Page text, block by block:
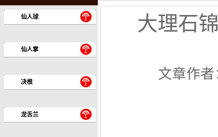
仙人球
仙人掌
决根
龙舌兰
大理石
文章作